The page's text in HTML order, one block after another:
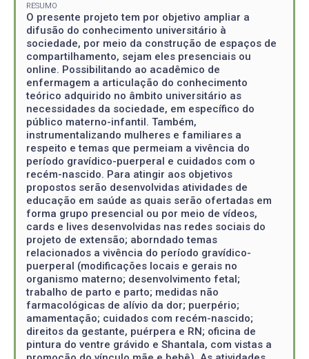
RESUMO
O presente projeto tem por objetivo ampliar a
difusão do conhecimento universitário à
sociedade, por meio da construção de espaços de
compartilhamento, sejam eles presenciais ou
online. Possibilitando ao acadêmico de
enfermagem a articulação do conhecimento
teórico adquirido no âmbito universitário as
necessidades da sociedade, em específico do
público materno-infantil. Também,
instrumentalizando mulheres e familiares a
respeito e temas que permeiam a vivência do
período gravídico-puerperal e cuidados com o
recém-nascido. Para atingir aos objetivos
propostos serão desenvolvidas atividades de
educação em saúde as quais serão ofertadas em
forma grupo presencial ou por meio de vídeos,
cards e lives desenvolvidas nas redes sociais do
projeto de extensão; aborndado temas
relacionados a vivência do período gravídico-
puerperal (modificações locais e gerais no
organismo materno; desenvolvimento fetal;
trabalho de parto e parto; medidas não
farmacológicas de alívio da dor; puerpério;
amamentação; cuidados com recém-nascido;
direitos da gestante, puérpera e RN; oficina de
pintura do ventre grávido e Shantala, com vistas a